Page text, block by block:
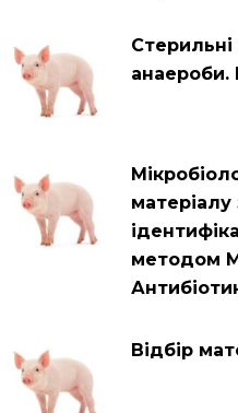
анаероби.
матеріалу
методом
Відбір